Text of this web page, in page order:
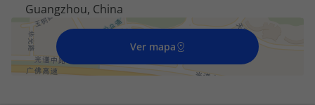
Hotéis
Voos + Hotel
Guangzhou, China
Ver mapa